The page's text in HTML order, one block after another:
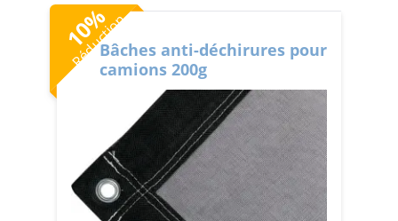
10
%
RéductionBâches anti-déchirures pour
camions 200g